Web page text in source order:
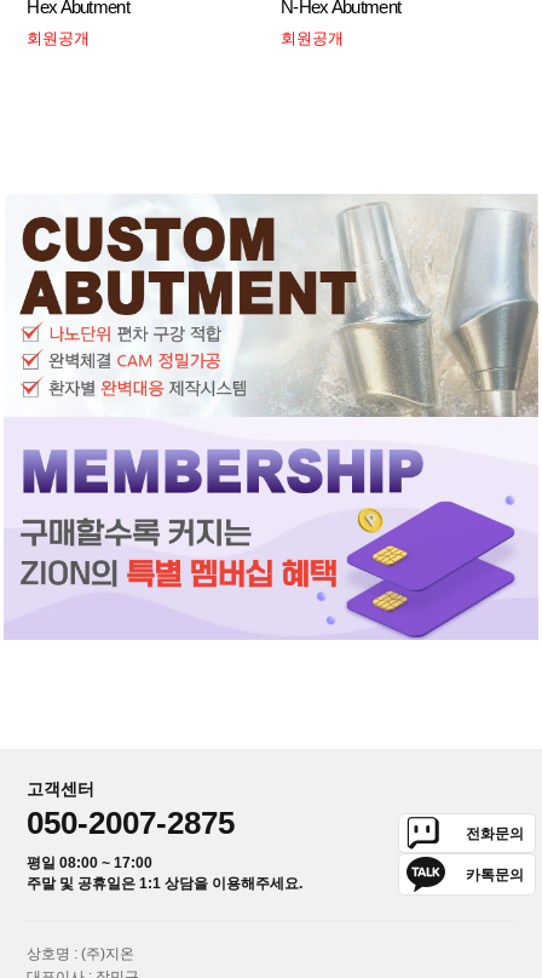
Hex Abutment
회원공개
N-Hex Abutment
회원공개
고객센터
050-2007-2875
평일 08:00 ~ 17:00
주말 및 공휴일은 1:1 상담을 이용해주세요.
전화문의
카톡문의
상호명 : (주)지온